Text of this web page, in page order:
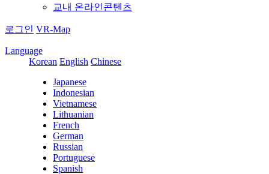
교내 온라인콘텐츠
로그인 VR-Map
Language
Korean English Chinese
Japanese
Indonesian
Vietnamese
Lithuanian
French
German
Russian
Portuguese
Spanish